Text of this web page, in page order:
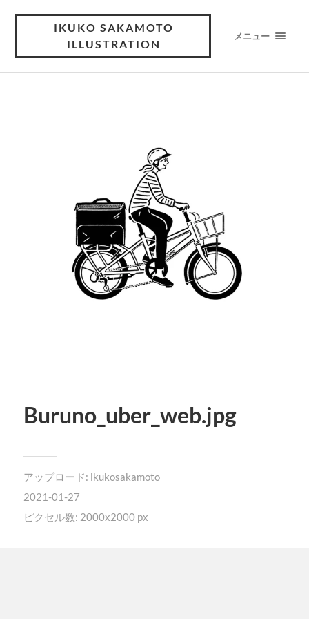
IKUKO SAKAMOTO
ILLUSTRATION
メニュー
Buruno_uber_web.jpg
アップロード: ikukosakamoto
2021-01-27
ピクセル数: 2000x2000 px